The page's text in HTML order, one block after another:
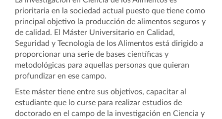
prioritaria en la sociedad actual puesto que tiene como
principal objetivo la producción de alimentos seguros y
de calidad. El Máster Universitario en Calidad,
Seguridad y Tecnología de los Alimentos está dirigido a
proporcionar una serie de bases científicas y
metodológicas para aquellas personas que quieran
profundizar en ese campo.
Este máster tiene entre sus objetivos, capacitar al
estudiante que lo curse para realizar estudios de
doctorado en el campo de la investigación en Ciencia y